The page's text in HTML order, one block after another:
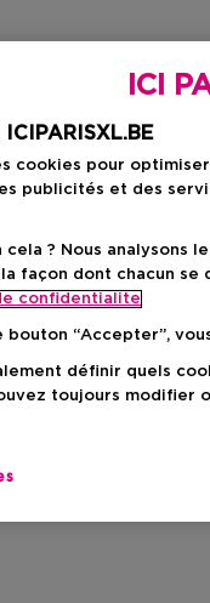
ICI
ICIPARISXL.BE
cookies pour
publicités et des
cela ? Nous analysons
façon dont chacun
confidentialite
bouton “Accepter”,
définir quels
toujours modifier